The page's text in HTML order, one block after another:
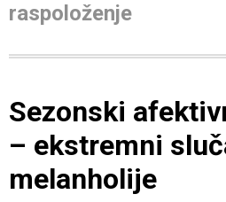
raspoloženje
Sezonski
– ekstremni
melanholije